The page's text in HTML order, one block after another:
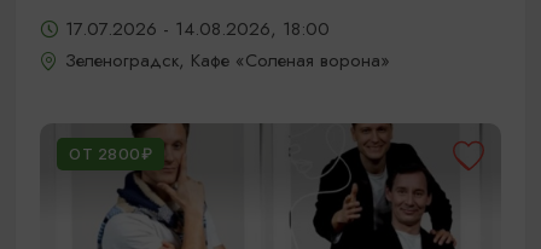
17.07.2026 - 14.08.2026, 18:00
Зеленоградск, Кафе «Соленая ворона»
ОТ 2800₽